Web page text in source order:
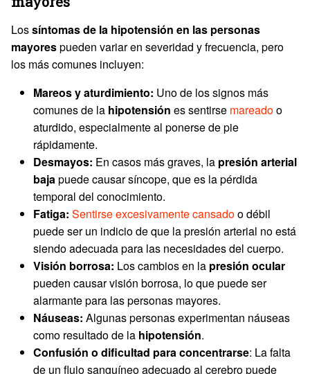
Lossíntomas de la hipotensión en las personas
mayorespueden variar en severidad y frecuencia, pero
los más comunes incluyen:
Mareos y aturdimiento: Uno de los signos más
comunes de la hipotensión es sentirse mareadoo
aturdido, especialmente al ponerse de pie
rápidamente.
Desmayos: En casos más graves, la presión arterial
baja puede causar síncope, que es la pérdida
temporal del conocimiento.
Fatiga: Sentirse excesivamente cansadoo débil
puede ser un indicio de que la presión arterial no está
siendo adecuada para las necesidades del cuerpo.
Visión borrosa: Los cambios en la presión ocular
pueden causar visión borrosa, lo que puede ser
alarmante para las personas mayores.
Náuseas: Algunas personas experimentan náuseas
como resultado de la hipotensión.
Confusión o dificultad para concentrarse: La falta
de un flujo sanguíneo adecuado al cerebro puede